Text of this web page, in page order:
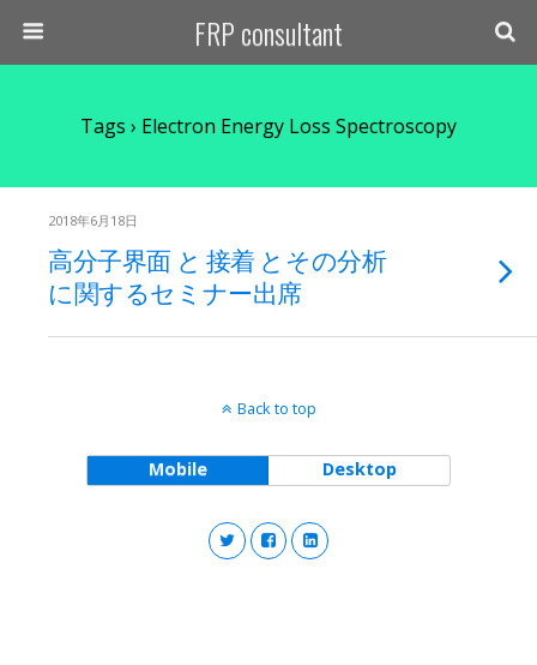
FRP consultant
Tags › Electron Energy Loss Spectroscopy
2018年6月18日
高分子界面 と 接着 とその分析
に関するセミナー出席
Back to top
Mobile Desktop